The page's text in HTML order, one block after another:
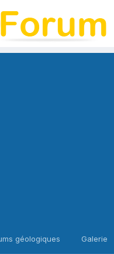
géologiques Galerie